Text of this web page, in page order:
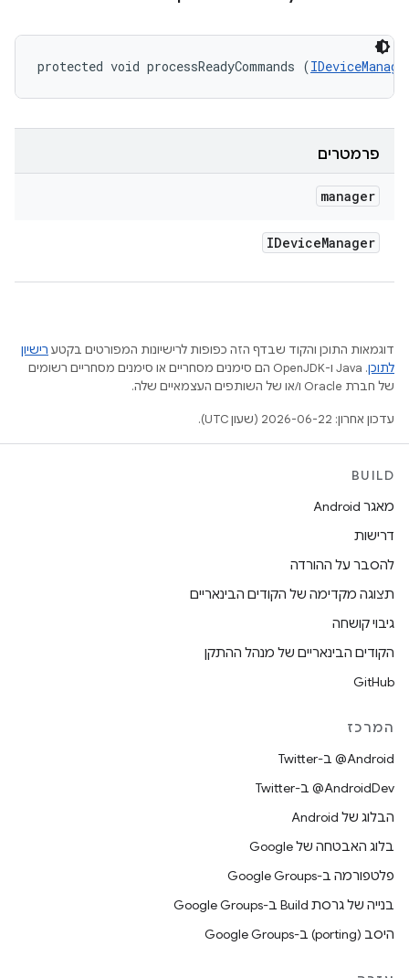
protected void processReadyCommands (
פרמטרים
manager
IDeviceManager
דוגמאות התוכן והקוד שבדף הזה כפופות לרישיונות המפורטים בקטע רישיון
לתוכן
.‏ Java ו-OpenJDK הם סימנים מסחריים או סימנים מסחריים רשומים
של חברת Oracle ו/או של השותפים העצמאיים שלה.
עדכון אחרון: 2026-06-22 (שעון UTC).
BUILD
מאגר Android
דרישות
להסבר על ההורדה
תצוגה מקדימה של הקודים הבינאריים
גיבוי קושחה
הקודים הבינאריים של מנהל ההתקן
GitHub
המרכז
‎@Android ב-Twitter
‎@AndroidDev ב-Twitter
הבלוג של Android
בלוג האבטחה של Google
פלטפורמה ב-Google Groups
בנייה של גרסת Build ב-Google Groups
היסב (porting) ב-Google Groups